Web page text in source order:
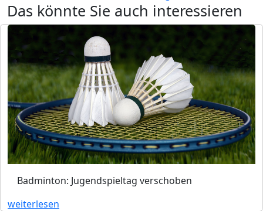
Das könnte Sie auch interessieren
Badminton: Jugendspieltag verschoben
weiterlesen